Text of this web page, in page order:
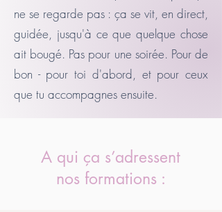
ne se regarde pas : ça se vit, en direct,
guidée, jusqu'à ce que quelque chose
ait bougé. Pas pour une soirée. Pour de
bon - pour toi d'abord, et pour ceux
que tu accompagnes ensuite.
A qui ça s’adressent
nos formations :